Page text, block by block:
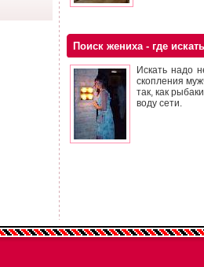
Поиск жениха - где
Искать надо
скопления
так, как
воду сети.